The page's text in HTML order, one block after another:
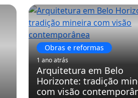
Obras e reformas
1 ano atrás
Arquitetura em Belo
Horizonte: tradição
com visão